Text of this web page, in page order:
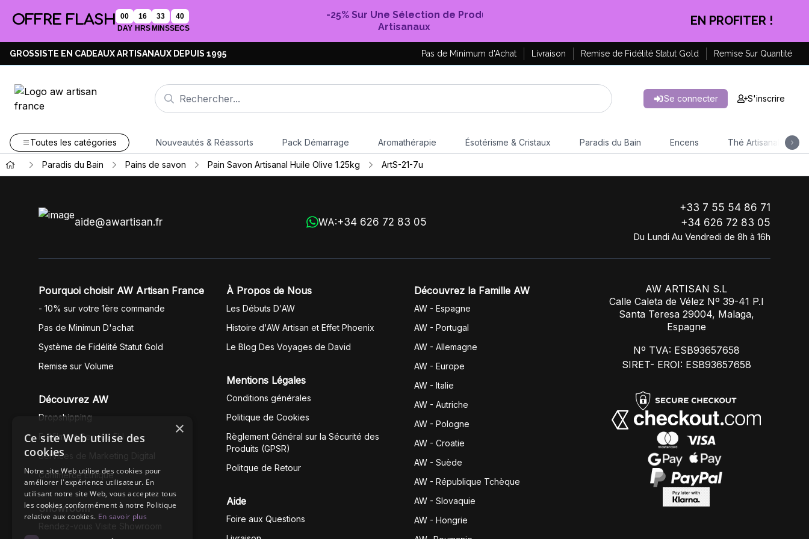
OFFRE FLASH
00
DAY
16
HRS
33
MINS
40
SECS
-25% Sur Une Sélection de Produits
Artisanaux
EN PROFITER !
GROSSISTE EN CADEAUX ARTISANAUX DEPUIS 1995 Pas de Minimum d'Achat Livraison Remise de Fidélité Statut Gold Remise Sur Quantité
Se connecter S'inscrire
Toutes les catégories Nouveautés & Réassorts Pack Démarrage Aromathérapie Ésotérisme & Cristaux Paradis du Bain Encens Thé Artisanal
Paradis du Bain Pains de savon Pain Savon Artisanal Huile Olive 1.25kg ArtS-21-7u
aide@awartisan.fr WA:+34 626 72 83 05
+33 7 55 54 86 71
+34 626 72 83 05
Du Lundi Au Vendredi de 8h à 16h
Pourquoi choisir AW Artisan France
- 10% sur votre 1ère commande
Pas de Minimun D'achat
Système de Fidélité Statut Gold
Remise sur Volume
Découvrez AW
Dropshipping
Fullfilment Service EU
Services de Marketing Digital
Commerce Éthique
Showroom
À Propos de Nous
Les Débuts D'AW
Histoire d'AW Artisan et Effet Phoenix
Le Blog Des Voyages de David
Mentions Légales
Conditions générales
Politique de Cookies
Règlement Général sur la Sécurité des
Produits (GPSR)
Politque de Retour
Aide
Foire aux Questions
Découvrez la Famille AW
AW - Espagne
AW - Portugal
AW - Allemagne
AW - Europe
AW - Italie
AW - Autriche
AW - Pologne
AW - Croatie
AW - Suède
AW - République Tchèque
AW - Slovaquie
AW - Hongrie
AW ARTISAN S.L
Calle Caleta de Vélez Nº 39-41 P.I
Santa Teresa 29004, Malaga,
Espagne
Nº TVA: ESB93657658
SIRET- EROI: ESB93657658
×
Ce site Web utilise des
cookies
Notre site Web utilise des cookies pour
améliorer l'expérience utilisateur. En
utilisant notre site Web, vous acceptez tous
les cookies conformément à notre Politique
relative aux cookies. En savoir plus